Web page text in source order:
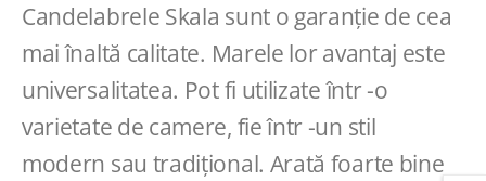
Candelabrele Skala sunt o garanție de cea
mai înaltă calitate. Marele lor avantaj este
universalitatea. Pot fi utilizate într -o
varietate de camere, fie într -un stil
modern sau tradițional. Arată foarte bine